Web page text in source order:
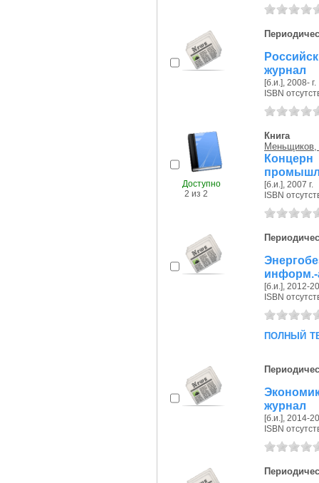
журнал
[б.и.], 2008- г.
ISBN
Доступно
2 из 2
Книга
[б.и.], 2007 г.
ISBN
информ.-
[б.и.], 2012-
ISBN
полный
журнал
[б.и.], 2014-
ISBN